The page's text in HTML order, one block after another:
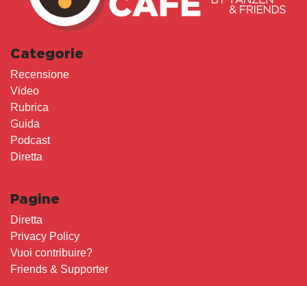
Categorie
Recensione
Video
Rubrica
Guida
Podcast
Diretta
Pagine
Diretta
Privacy Policy
Vuoi contribuire?
Friends & Supporter